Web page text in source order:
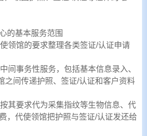
的基本服务范围
领馆的要求整理各类签证/认证申请
间事务性服务，包括基本信息录入、
之间传递护照、签证/认证和客户资料
其要求代为采集指纹等生物信息、代
，代使领馆把护照与签证/认证发还给